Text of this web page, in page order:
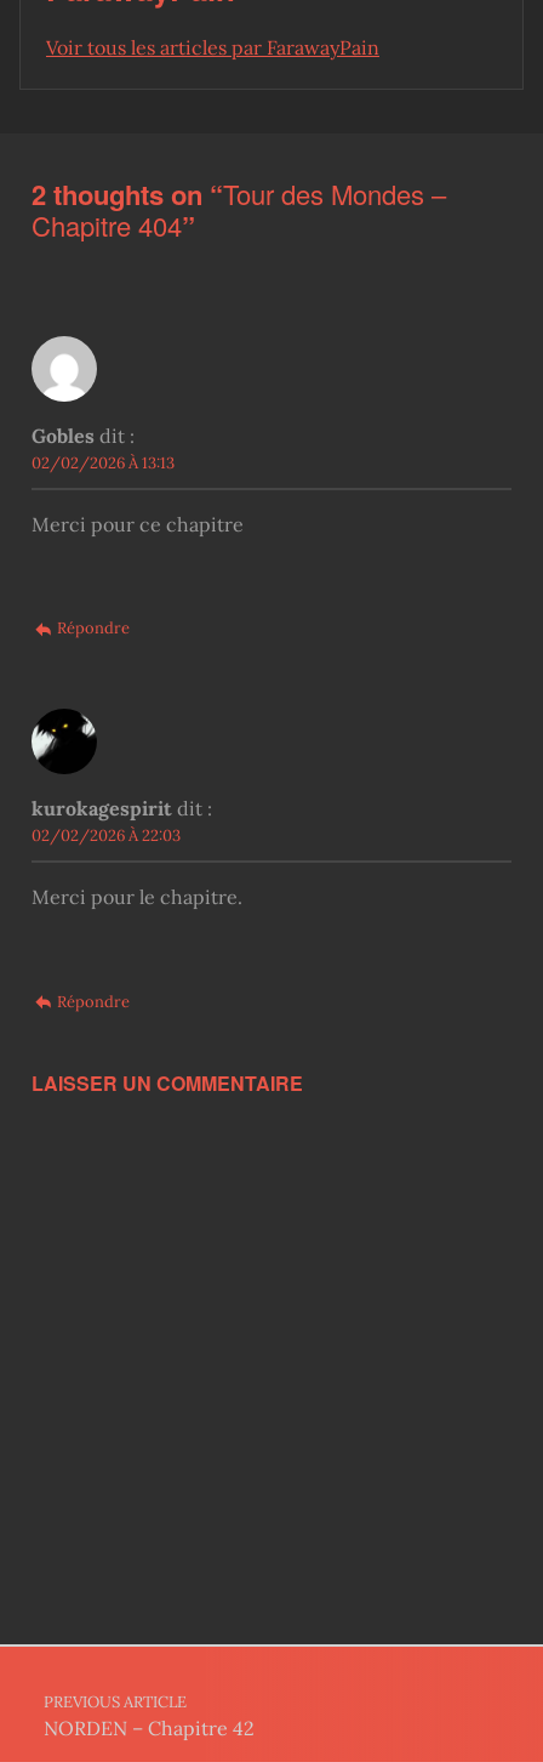
Voir tous les articles par FarawayPain
2 thoughts on “Tour des Mondes –
Chapitre 404”
Gobles dit :
02/02/2026 À 13:13
Merci pour ce chapitre
Répondre
kurokagespirit dit :
02/02/2026 À 22:03
Merci pour le chapitre.
Répondre
LAISSER UN COMMENTAIRE
Post navigation
PREVIOUS ARTICLE
NORDEN – Chapitre 42